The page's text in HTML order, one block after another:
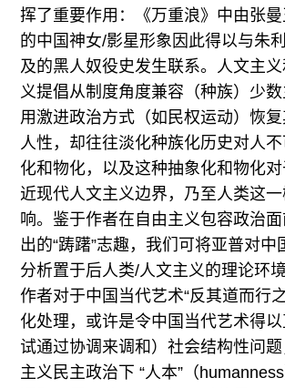
挥了重要作用：《万重浪》中由张
的中国神女/影星形象因此得以与朱
及的黑人奴役史发生联系。人文主
义提倡从制度角度兼容（种族）少
用激进政治方式（如民权运动）恢
人性，却往往淡化种族化历史对人
化和物化，以及这种抽象化和物化对
近现代人文主义边界，乃至人类这
响。鉴于作者在自由主义包容政治
出的“踌躇”志趣，我们可将亚普对中
分析置于后人类/人文主义的理论环
作者对于中国当代艺术“反其道而行
化处理，或许是令中国当代艺术得
试通过协调来调和）社会结构性问
主义民主政治下 “人本”（